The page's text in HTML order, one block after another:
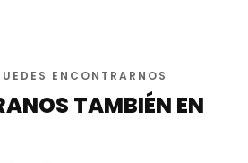
ENCONTRARNOS
TAMBIÉN EN